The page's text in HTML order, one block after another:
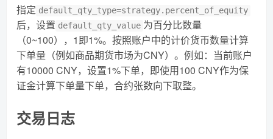
指定 default_qty_type=strategy.percent_of_equity
后，设置 default_qty_value 为百分比数量
（0~100），1即1%。按照账户中的计价货币数量计算
下单量（例如商品期货市场为CNY）。例如：当前账户
有10000 CNY，设置1%下单，即使用100 CNY作为保
证金计算下单量下单，合约张数向下取整。
交易日志